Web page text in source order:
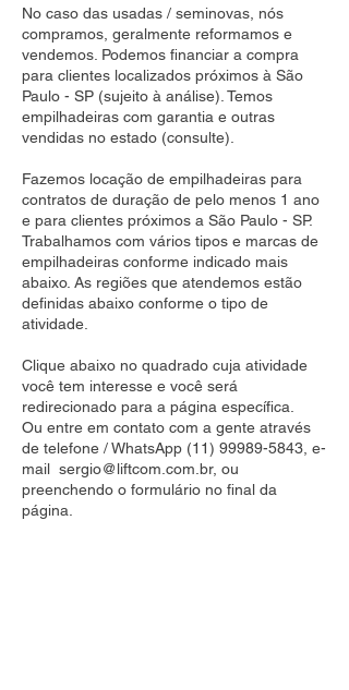
No caso das usadas / seminovas, nós
compramos, geralmente reformamos e
vendemos. Podemos financiar a compra
para clientes localizados próximos à São
Paulo - SP (sujeito à análise). Temos
empilhadeiras com garantia e outras
vendidas no estado (consulte).
Fazemos locação de empilhadeiras para
contratos de duração de pelo menos 1 ano
e para clientes próximos a São Paulo - SP.
Trabalhamos com vários tipos e marcas de
empilhadeiras conforme indicado mais
abaixo. As regiões que atendemos estão
definidas abaixo conforme o tipo de
atividade.
Clique abaixo no quadrado cuja atividade
você tem interesse e você será
redirecionado para a página específica.
Ou entre em contato com a gente através
de telefone / WhatsApp (11) 99989-5843 , e-
mail sergio@liftcom.com.br, ou
preenchendo o formulário no final da
página.